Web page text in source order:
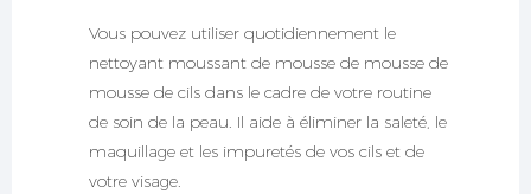
Vous pouvez utiliser quotidiennement le
nettoyant moussant de mousse de mousse de
mousse de cils dans le cadre de votre routine
de soin de la peau. Il aide à éliminer la saleté, le
maquillage et les impuretés de vos cils et de
votre visage.